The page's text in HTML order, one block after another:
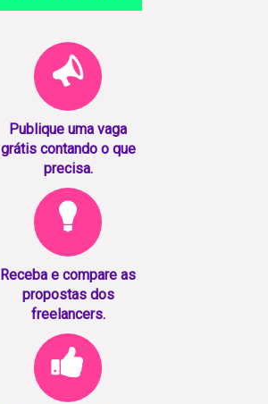
Publique uma vaga
grátis contando o que
precisa.
Receba e compare as
propostas dos
freelancers.